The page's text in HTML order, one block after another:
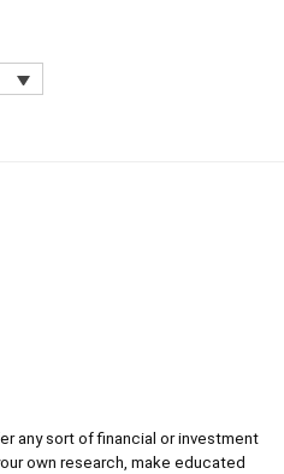
any sort of financial or investment
own research, make educated